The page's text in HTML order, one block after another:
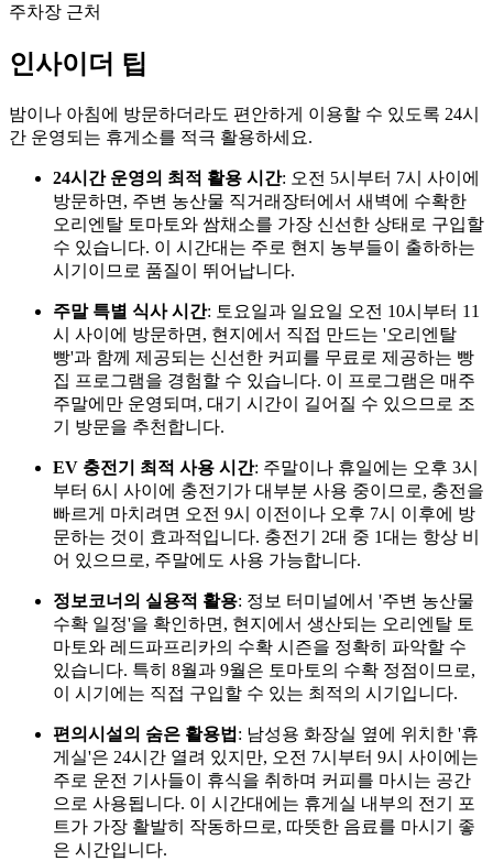
주차장 근처
인사이더 팁
밤이나 아침에 방문하더라도 편안하게 이용할 수 있도록 24시
간 운영되는 휴게소를 적극 활용하세요.
24시간 운영의 최적 활용 시간: 오전 5시부터 7시 사이에
방문하면, 주변 농산물 직거래장터에서 새벽에 수확한
오리엔탈 토마토와 쌈채소를 가장 신선한 상태로 구입할
수 있습니다. 이 시간대는 주로 현지 농부들이 출하하는
시기이므로 품질이 뛰어납니다.
주말 특별 식사 시간: 토요일과 일요일 오전 10시부터 11
시 사이에 방문하면, 현지에서 직접 만드는 '오리엔탈
빵'과 함께 제공되는 신선한 커피를 무료로 제공하는 빵
집 프로그램을 경험할 수 있습니다. 이 프로그램은 매주
주말에만 운영되며, 대기 시간이 길어질 수 있으므로 조
기 방문을 추천합니다.
EV 충전기 최적 사용 시간: 주말이나 휴일에는 오후 3시
부터 6시 사이에 충전기가 대부분 사용 중이므로, 충전을
빠르게 마치려면 오전 9시 이전이나 오후 7시 이후에 방
문하는 것이 효과적입니다. 충전기 2대 중 1대는 항상 비
어 있으므로, 주말에도 사용 가능합니다.
정보코너의 실용적 활용: 정보 터미널에서 '주변 농산물
수확 일정'을 확인하면, 현지에서 생산되는 오리엔탈 토
마토와 레드파프리카의 수확 시즌을 정확히 파악할 수
있습니다. 특히 8월과 9월은 토마토의 수확 정점이므로,
이 시기에는 직접 구입할 수 있는 최적의 시기입니다.
편의시설의 숨은 활용법 : 남성용 화장실 옆에 위치한 '휴
게실'은 24시간 열려 있지만, 오전 7시부터 9시 사이에는
주로 운전 기사들이 휴식을 취하며 커피를 마시는 공간
으로 사용됩니다. 이 시간대에는 휴게실 내부의 전기 포
트가 가장 활발히 작동하므로, 따뜻한 음료를 마시기 좋
은 시간입니다.